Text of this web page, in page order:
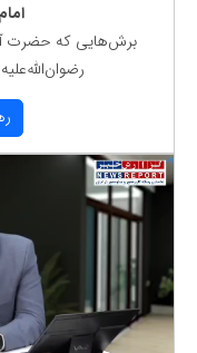
برش‌هایی كه حضرت